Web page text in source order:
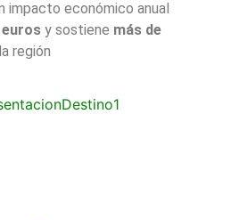
impacto económico anual
euros y sostiene más de
región